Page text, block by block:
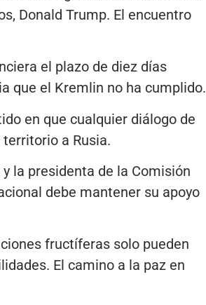
Donald Trump. El encuentro
el plazo de diez días
que el Kremlin no ha cumplido.
en que cualquier diálogo de
a Rusia.
la presidenta de la Comisión
debe mantener su apoyo
fructíferas solo pueden
El camino a la paz en